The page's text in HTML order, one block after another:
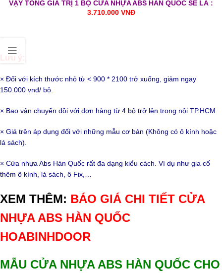
VẬY TỔNG GIÁ TRỊ 1 BỘ CỬA NHỰA ABS HÀN QUỐC SẼ LÀ :
3.710.000 VNĐ
Lưu ý:
× Đối với kích thước nhỏ từ < 900 * 2100 trở xuống, giảm ngay
150.000 vnđ/ bộ.
× Bao vận chuyển đồi với đơn hàng từ 4 bộ trở lên trong nội TP.HCM
× Giá trên áp dụng đối với những mẫu cơ bản (Không có ô kính hoặc
lá sách).
× Cửa nhựa Abs Hàn Quốc rất đa dạng kiểu cách. Ví dụ như gia cố
thêm ô kính, lá sách, ô Fix,…
XEM THÊM: BÁO GIÁ CHI TIẾT CỬA
NHỰA ABS HÀN QUỐC
HOABINHDOOR
MẪU CỬA NHỰA ABS HÀN QUỐC CHO